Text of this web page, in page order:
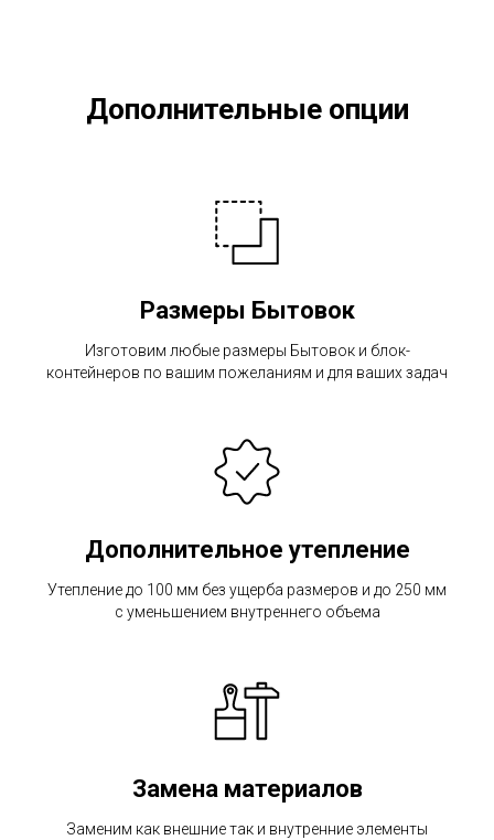
Дополнительные опции
Размеры Бытовок
Изготовим любые размеры Бытовок и блок-
контейнеров по вашим пожеланиям и для ваших задач
Дополнительное утепление
Утепление до 100 мм без ущерба размеров и до 250 мм
с уменьшением внутреннего объема
Замена материалов
Заменим как внешние так и внутренние элементы